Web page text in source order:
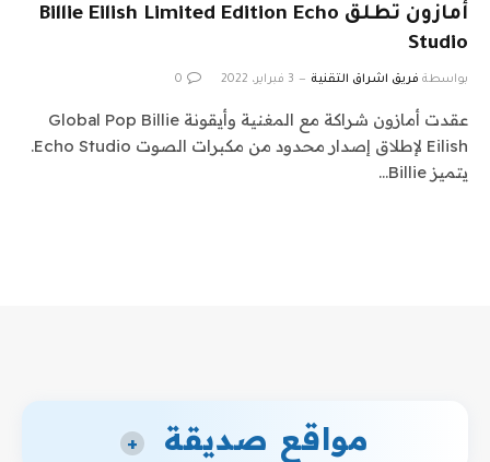
أمازون تطلق Billie Eilish Limited Edition Echo
Studio
بواسطة فريق اشراق التقنية 3 فبراير، 2022 0
عقدت أمازون شراكة مع المغنية وأيقونة Global Pop Billie
Eilish لإطلاق إصدار محدود من مكبرات الصوت Echo Studio.
يتميز Billie…
مواقع صديقة +